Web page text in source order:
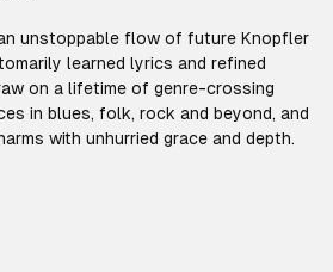
unstoppable flow of future Knopfler
learned lyrics and refined
on a lifetime of genre-crossing
in blues, folk, rock and beyond, and
with unhurried grace and depth.